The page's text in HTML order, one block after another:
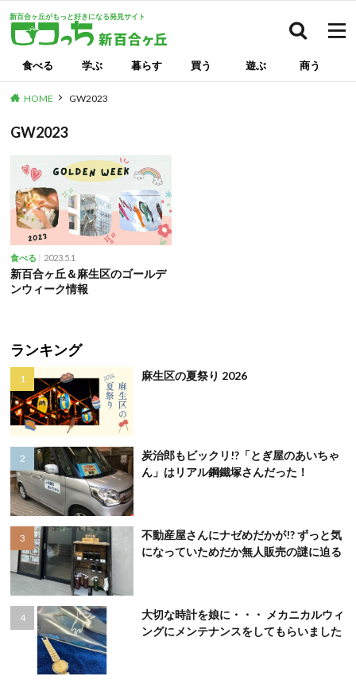
新百合ヶ丘がもっと好きになる発見サイト
食べる 学ぶ 暮らす 買う 遊ぶ 商う
HOME GW2023
GW2023
食べる 2023.5.1
新百合ヶ丘＆麻生区のゴールデ
ンウィーク情報
ランキング
麻生区の夏祭り 2026
炭治郎もビックリ!?「とぎ屋のあいちゃ
ん」はリアル鋼鐵塚さんだった！
不動産屋さんにナゼめだかが!? ずっと気
になっていためだか無人販売の謎に迫る
大切な時計を娘に・・・ メカニカルウィ
ングにメンテナンスをしてもらいました